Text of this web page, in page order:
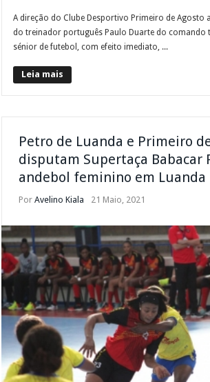
A direção do Clube Desportivo Primeiro de Agosto
do treinador português Paulo Duarte do comando
sénior de futebol, com efeito imediato, ...
Leia mais
Petro de Luanda e Primeiro
disputam Supertaça Babacar
andebol feminino em Luanda
PorAvelino Kiala 21 Maio, 2021